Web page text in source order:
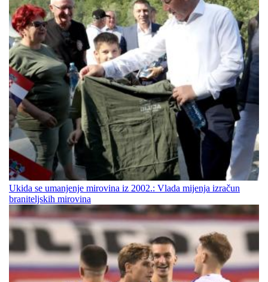
Ukida se umanjenje mirovina iz 2002.: Vlada mijenja izračun
braniteljskih mirovina